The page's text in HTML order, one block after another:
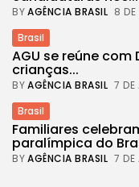
BYAGÊNCIA BRASIL 8
Brasil
AGU se reúne
crianças...
BYAGÊNCIA BRASIL 7 DE
Brasil
Familiares
paralímpica do
BYAGÊNCIA BRASIL 7 DE